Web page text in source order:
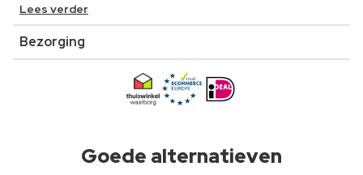
Lees verder
Bezorging
Goede alternatieven